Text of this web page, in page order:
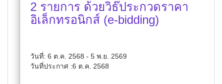
2 รายการ ด้วยวิธ๊ประกวดราคา
อิเล็กทรอนิกส์ (e-bidding)
วันที่: 6 ต.ค. 2568 - 5 พ.ย. 2569
วันที่ประกาศ :6 ต.ค. 2568